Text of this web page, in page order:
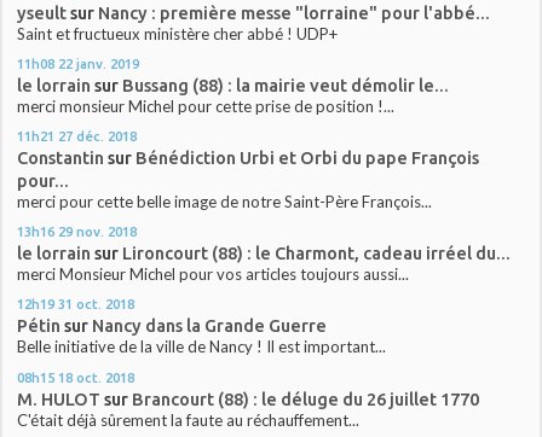
yseultsur Nancy : première messe "lorraine" pour l'abbé...
Saint et fructueux ministère cher abbé ! UDP+
11h08 22 janv. 2019
le lorrain sur Bussang (88) : la mairie veut démolir le...
merci monsieur Michel pour cette prise de position !...
11h21 27 déc. 2018
Constantin sur Bénédiction Urbi et Orbi du pape François
pour...
merci pour cette belle image de notre Saint-Père François...
13h16 29 nov. 2018
le lorrain sur Lironcourt (88) : le Charmont, cadeau irréel du...
merci Monsieur Michel pour vos articles toujours aussi...
12h19 31 oct. 2018
Pétin sur Nancy dans la Grande Guerre
Belle initiative de la ville de Nancy ! Il est important...
08h15 18 oct. 2018
M. HULOT sur Brancourt (88) : le déluge du 26 juillet 1770
C'était déjà sûrement la faute au réchauffement...